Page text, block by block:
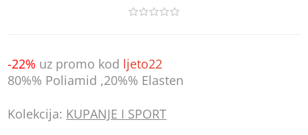
-22% uz promo kod ljeto22
80%% Poliamid ,20%% Elasten
Kolekcija: KUPANJE I SPORT